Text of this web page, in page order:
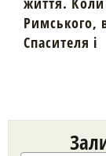
Римського,
Спасителя і